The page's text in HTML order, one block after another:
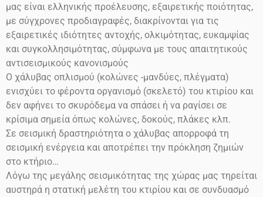
μας είναι ελληνικής προέλευσης, εξαιρετικής ποιότητας,
με σύγχρονες προδιαγραφές, διακρίνονται για τις
εξαιρετικές ιδιότητες αντοχής, ολκιμότητας, ευκαμψίας
και συγκολλησιμότητας, σύμφωνα με τους απαιτητικούς
αντισεισμικούς κανονισμούς
Ο χάλυβας οπλισμού (κολώνες -μανδύες, πλέγματα)
ενισχύει το φέροντα οργανισμό (σκελετό) του κτιρίου και
δεν αφήνει το σκυρόδεμα να σπάσει ή να ραγίσει σε
κρίσιμα σημεία όπως κολώνες, δοκούς, πλάκες κλπ.
Σε σεισμική δραστηριότητα ο χάλυβας απορροφά τη
σεισμική ενέργεια και αποτρέπει την πρόκληση ζημιών
στο κτήριο…
Λόγω της μεγάλης σεισμικότητας της χώρας μας τηρείται
αυστηρά η στατική μελέτη του κτιρίου και σε συνδυασμό